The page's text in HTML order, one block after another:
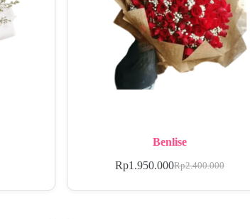
Benlise
Rp2.400.000
Rp1.950.000